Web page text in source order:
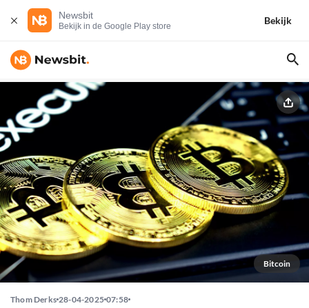
Newsbit
Bekijk in de Google Play store
Bekijk
Bitcoin
Thom Derks 28-04-2025 07:58